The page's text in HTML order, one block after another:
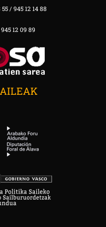
/ 945 12 14 88
945 12 09 89